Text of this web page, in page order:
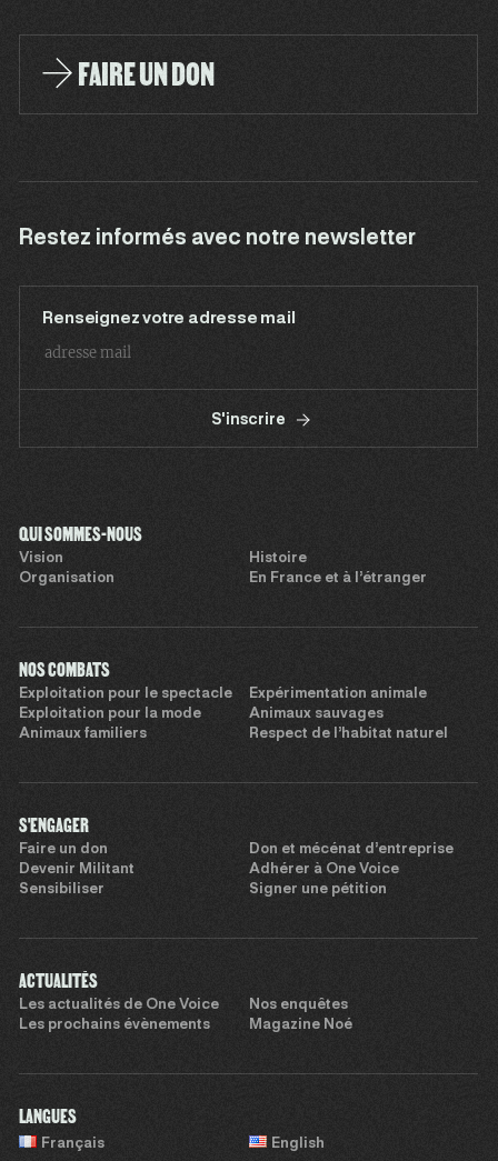
FAIRE UN DON
Restez informés avec notre newsletter
Renseignez votre adresse mail
S'inscrire
QUI SOMMES-NOUS
Vision
Histoire
Organisation
En France et à l’étranger
NOS COMBATS
Exploitation pour le spectacle
Expérimentation animale
Exploitation pour la mode
Animaux sauvages
Animaux familiers
Respect de l’habitat naturel
S'ENGAGER
Faire un don
Don et mécénat d’entreprise
Devenir Militant
Adhérer à One Voice
Sensibiliser
Signer une pétition
ACTUALITÉS
Les actualités de One Voice
Nos enquêtes
Les prochains évènements
Magazine Noé
LANGUES
Français English